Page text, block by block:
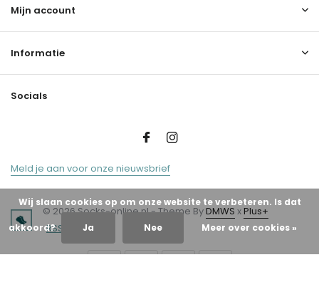
Mijn account
Informatie
Socials
Meld je aan voor onze nieuwsbrief
© 2026 Socks-online.nl - Theme ByDMWS xPlus+
RSS-feed
Wij slaan cookies op om onze website te verbeteren. Is dat
akkoord? Ja Nee Meer over cookies »